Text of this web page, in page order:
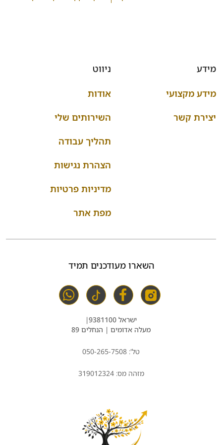
ניווט
אודות
השירותים שלי
תהליך עבודה
הצהרת נגישות
מדיניות פרטיות
מפת אתר
מידע
מידע מקצועי
יצירת קשר
השארו מעודכנים תמיד
ישראל 9381100|
מעלה אדומים | הנחלים 89
טל': 50-265-7508⁩0
מזהה מס: 319012324